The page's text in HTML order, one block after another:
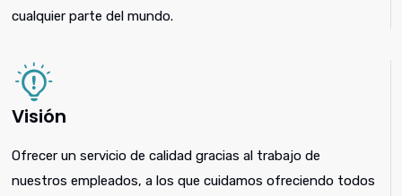
cualquier parte del mundo.
Visión
Ofrecer un servicio de calidad gracias al trabajo de
nuestros empleados, a los que cuidamos ofreciendo todos